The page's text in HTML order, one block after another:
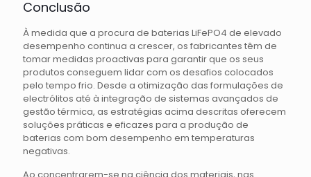
Conclusão
À medida que a procura de baterias LiFePO4 de elevado
desempenho continua a crescer, os fabricantes têm de
tomar medidas proactivas para garantir que os seus
produtos conseguem lidar com os desafios colocados
pelo tempo frio. Desde a otimização das formulações de
electrólitos até à integração de sistemas avançados de
gestão térmica, as estratégias acima descritas oferecem
soluções práticas e eficazes para a produção de
baterias com bom desempenho em temperaturas
negativas.